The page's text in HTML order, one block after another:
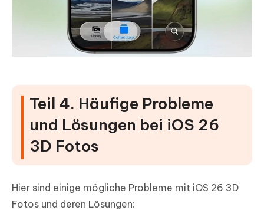
Teil 4. Häufige Probleme
und Lösungen bei iOS 26
3D Fotos
Hier sind einige mögliche Probleme mit iOS 26 3D
Fotos und deren Lösungen: